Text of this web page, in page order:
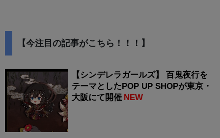
【今注目の記事がこちら！！！】
【シンデレラガールズ】 百鬼夜行を
テーマとしたPOP UP SHOPが東京・
大阪にて開催 NEW